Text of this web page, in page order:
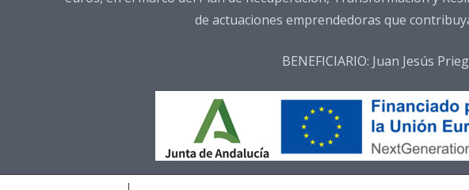
de actuaciones emprendedoras que
BENEFICIARIO: Juan Jesús